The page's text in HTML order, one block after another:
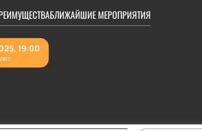
БЛИЖАЙШИЕ МЕРОПРИЯТИЯ